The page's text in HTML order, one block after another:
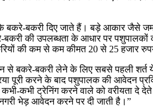
बकरी दिए जाते हैं। बड़े आकार जैसे
की उपलब्धता के आधार पर पशुपालकों
की कम से कम कीमत 20 से 25 हजार
से बकरे-बकरी लेने के लिए सबसे पहली
पूरी करने के बाद पशुपालक की आवेदन
कभी ट्रेनिंग करने वाले को वरीयता दे
भेड़ आवेदन करने पर दी जाती है।”